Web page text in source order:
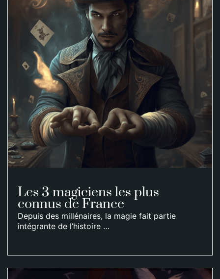
Les 3 magiciens les plus
connus de France
Depuis des millénaires, la magie fait partie
intégrante de l’histoire …